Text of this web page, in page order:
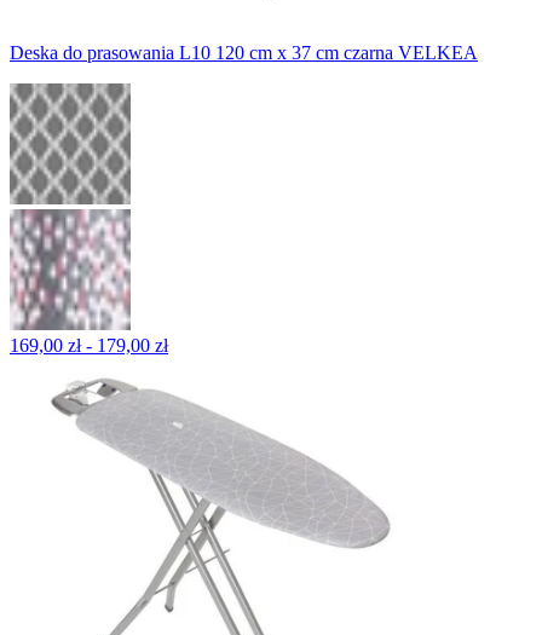
Deska do prasowania L10 120 cm x 37 cm czarna VELKEA
169,00 zł - 179,00 zł